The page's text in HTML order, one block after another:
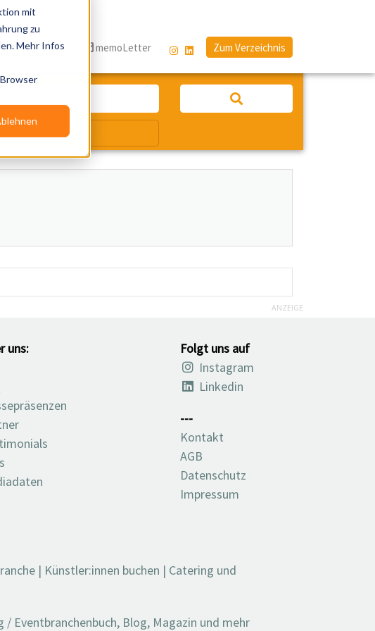
mit
zu
Mehr Infos
Blog memoLetter Zum Verzeichnis
ANZEIGE
uns:
Folgt uns auf
Instagram
Linkedin
---
Kontakt
AGB
Datenschutz
Impressum
| Künstler:innen buchen | Catering und
Eventbranchenbuch, Blog, Magazin und mehr